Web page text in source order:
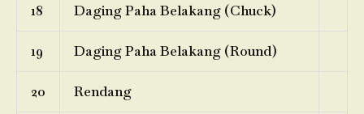
18 Daging Paha Belakang (Chuck)
19 Daging Paha Belakang (Round)
20 Rendang